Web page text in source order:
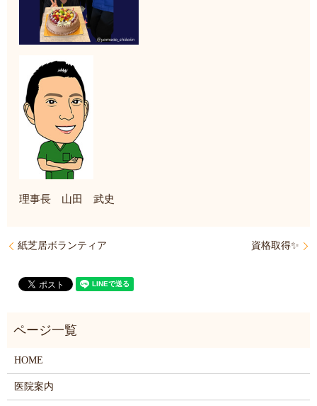
理事長 山田 武史
紙芝居ボランティア 資格取得✨
HOME
医院案内